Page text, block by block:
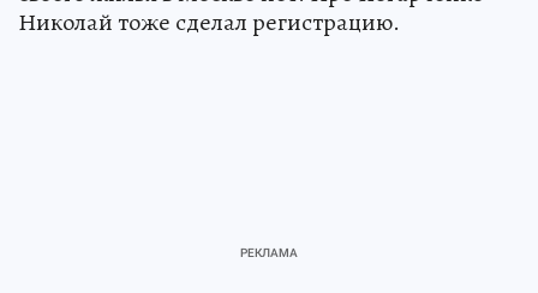
Николай тоже сделал регистрацию.